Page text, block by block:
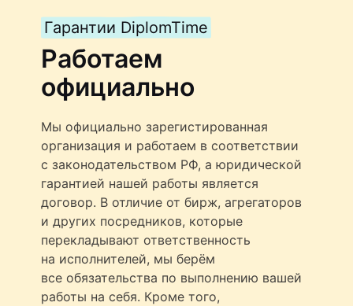
Гарантии DiplomTime
Работаем
официально
Мы официально зарегистированная
организация и работаем в соответствии
с законодательством РФ, а юридической
гарантией нашей работы является
договор. В отличие от бирж, агрегаторов
и других посредников, которые
перекладывают ответственность
на исполнителей, мы берём
все обязательства по выполнению вашей
работы на себя. Кроме того,